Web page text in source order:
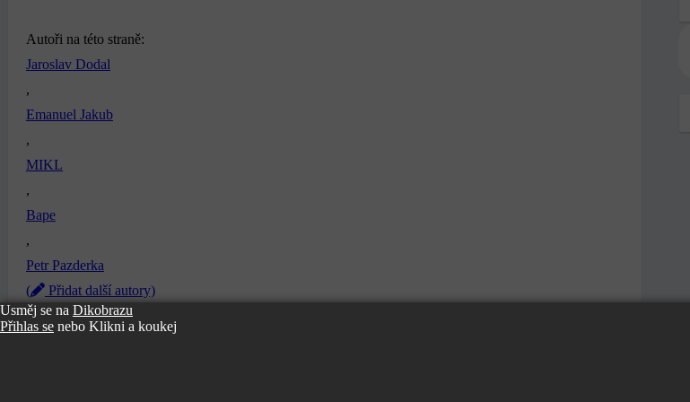
Autoři na této straně:
Jaroslav Dodal
,
Emanuel Jakub
,
MIKL
,
Bape
,
Petr Pazderka
(
Přidat další autory)
Kvalita skenu: Nahrát lepší kvalitu
Usměj se na Dikobrazu
Přihlas se nebo Klikni a koukej